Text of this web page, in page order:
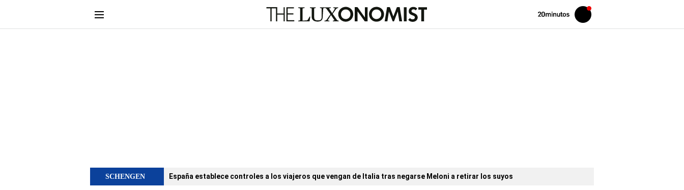
Volver
Iniciar
sesión
SCHENGEN España establece controles a los viajeros que vengan de Italia tras negarse Meloni a retirar los suyos